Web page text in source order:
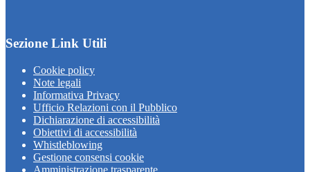
Sezione Link Utili
Cookie policy
Note legali
Informativa Privacy
Ufficio Relazioni con il Pubblico
Dichiarazione di accessibilità
Obiettivi di accessibilità
Whistleblowing
Gestione consensi cookie
Amministrazione trasparente